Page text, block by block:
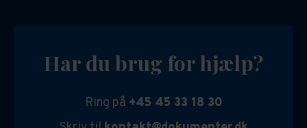
Har du brug for hjælp?
Ring på +45 45 33 18 30